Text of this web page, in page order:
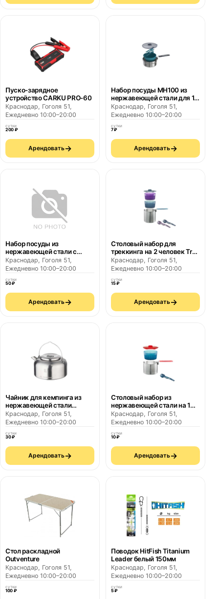
Пуско-зарядное
устройство CARKU PRO-60
Краснодар, Гоголя 51,
Ежедневно 10:00–20:00
сутки
200 ₽
Арендовать→
Набор посуды MH100 из
нержавеющей стали для 1
человека (1,1 л) QUECHUA
Краснодар, Гоголя 51,
Ежедневно 10:00–20:00
сутки
7 ₽
Арендовать→
Набор посуды из
нержавеющей стали с
непригораемым покрытием
ддля походного кемпинга
Краснодар, Гоголя 51,
Ежедневно 10:00–20:00
сутки
50 ₽
Арендовать→
Столовый набор для
треккинга на 2 человек Trek
500 FORCLAZ
Краснодар, Гоголя 51,
Ежедневно 10:00–20:00
сутки
15 ₽
Арендовать→
Чайник для кемпинга из
нержавеющей стали
MH500 QUECHUA
Краснодар, Гоголя 51,
Ежедневно 10:00–20:00
сутки
30 ₽
Арендовать→
Столовый набор из
нержавеющей стали на 1
человека Trek 500
FORCLAZ
Краснодар, Гоголя 51,
Ежедневно 10:00–20:00
сутки
10 ₽
Арендовать→
Стол раскладной
Outventure
Краснодар, Гоголя 51,
Ежедневно 10:00–20:00
сутки
100 ₽
Поводок HitFish Titanium
Leader белый 150мм
Краснодар, Гоголя 51,
Ежедневно 10:00–20:00
сутки
5 ₽